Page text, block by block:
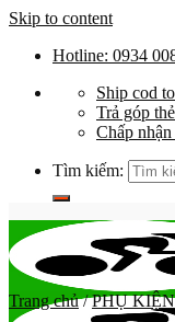
Skip to content
Hotline: 0934
Ship cod
Trả góp
Chấp
Tìm kiếm:
Trang chủ / PHỤ KIỆN